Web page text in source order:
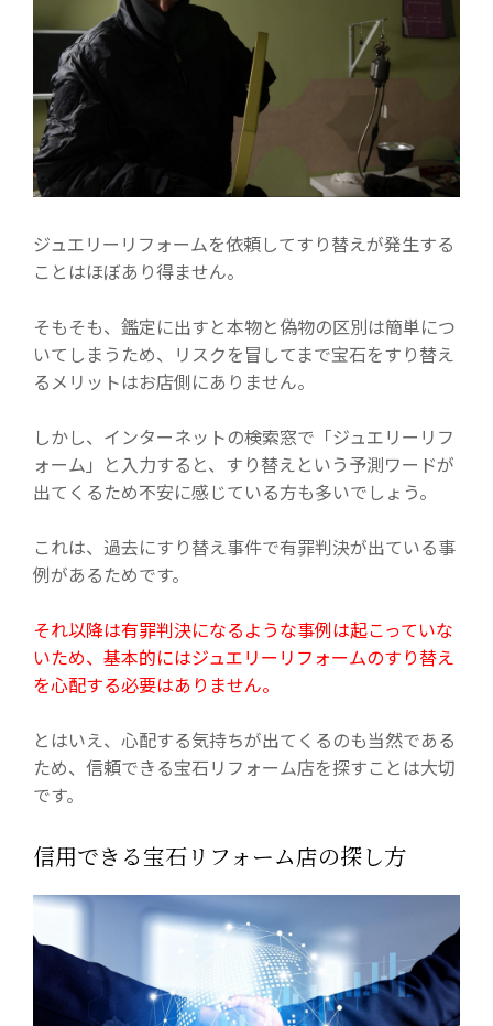
ジュエリーリフォームを依頼してすり替えが発生する
ことはほぼあり得ません。
そもそも、鑑定に出すと本物と偽物の区別は簡単につ
いてしまうため、リスクを冒してまで宝石をすり替え
るメリットはお店側にありません。
しかし、インターネットの検索窓で「ジュエリーリフ
ォーム」と入力すると、すり替えという予測ワードが
出てくるため不安に感じている方も多いでしょう。
これは、過去にすり替え事件で有罪判決が出ている事
例があるためです。
それ以降は有罪判決になるような事例は起こっていな
いため、基本的にはジュエリーリフォームのすり替え
を心配する必要はありません。
とはいえ、心配する気持ちが出てくるのも当然である
ため、信頼できる宝石リフォーム店を探すことは大切
です。
信用できる宝石リフォーム店の探し方